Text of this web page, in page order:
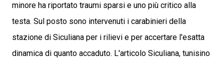
minore ha riportato traumi sparsi e uno più critico alla
testa. Sul posto sono intervenuti i carabinieri della
stazione di Siculiana per i rilievi e per accertare l'esatta
dinamica di quanto accaduto. L'articolo Siculiana, tunisino